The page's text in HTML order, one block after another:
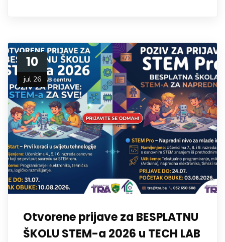
10
jul 26
Otvorene prijave za BESPLATNU
ŠKOLU STEM-a 2026 u TECH LAB